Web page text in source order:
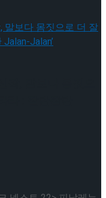
작, 말보다 몸짓으